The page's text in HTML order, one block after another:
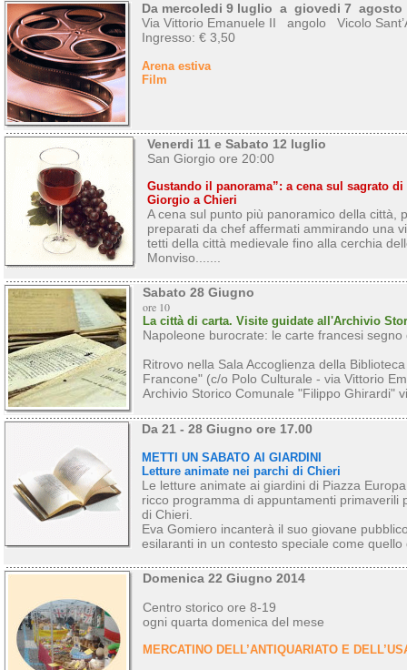
Da mercoledi 9 luglio a giovedi 7 agosto
Via Vittorio Emanuele II angolo Vicolo
Ingresso: € 3,50
Arena estiva
Film
Venerdi 11 e Sabato 12 luglio
San Giorgio ore 20:00
Gustando il panorama”: a cena sul sagrato di
Giorgio a Chieri
A cena sul punto più panoramico della città,
preparati da chef affermati ammirando una
tetti della città medievale fino alla cerchia
Monviso.......
Sabato 28 Giugno
ore 10
La città di carta. Visite guidate all'Archivio
Napoleone burocrate: le carte francesi segno
Ritrovo nella Sala Accoglienza della
Francone" (c/o Polo Culturale - via Vittorio
Archivio Storico Comunale "Filippo Ghirardi"
Da 21 - 28 Giugno ore 17.00
METTI UN SABATO AI GIARDINI
Letture animate nei parchi di Chieri
Le letture animate ai giardini di Piazza
ricco programma di appuntamenti primaverili
di Chieri.
Eva Gomiero incanterà il suo giovane
esilaranti in un contesto speciale come
Domenica 22 Giugno 2014
Centro storico ore 8-19
ogni quarta domenica del mese
MERCATINO DELL’ANTIQUARIATO E